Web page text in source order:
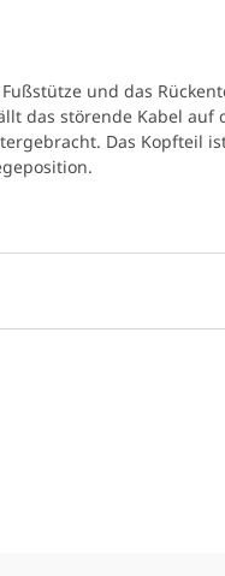
und das
das störende Kabel auf
Das Kopfteil